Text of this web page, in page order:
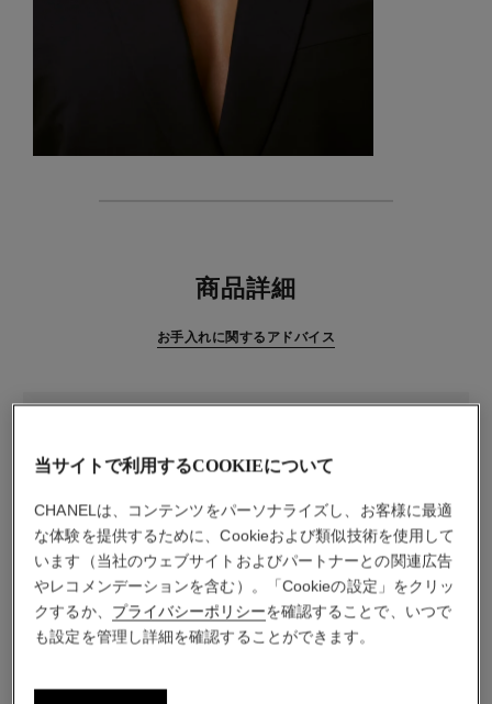
商品詳細
お手入れに関するアドバイス
素材
18Kベージュゴールド
当サイトで利用するCOOKIEについて
CHANELは、コンテンツをパーソナライズし、お客様に最適
な体験を提供するために、Cookieおよび類似技術を使用して
います（当社のウェブサイトおよびパートナーとの関連広告
やレコメンデーションを含む）。「Cookieの設定」をクリッ
クするか、 プライバシーポリシーを確認することで、いつで
も設定を管理し詳細を確認することができます。